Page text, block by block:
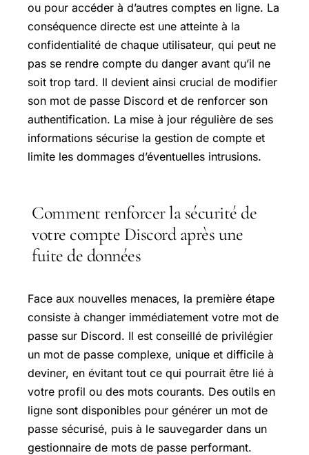
ou pour accéder à d’autres comptes en ligne. La
conséquence directe est une atteinte à la
confidentialité de chaque utilisateur, qui peut ne
pas se rendre compte du danger avant qu’il ne
soit trop tard. Il devient ainsi crucial de modifier
son mot de passe Discord et de renforcer son
authentification. La mise à jour régulière de ses
informations sécurise la gestion de compte et
limite les dommages d’éventuelles intrusions.
Comment renforcer la sécurité de
votre compte Discord après une
fuite de données
Face aux nouvelles menaces, la première étape
consiste à changer immédiatement votre mot de
passe sur Discord. Il est conseillé de privilégier
un mot de passe complexe, unique et difficile à
deviner, en évitant tout ce qui pourrait être lié à
votre profil ou des mots courants. Des outils en
ligne sont disponibles pour générer un mot de
passe sécurisé, puis à le sauvegarder dans un
gestionnaire de mots de passe performant.